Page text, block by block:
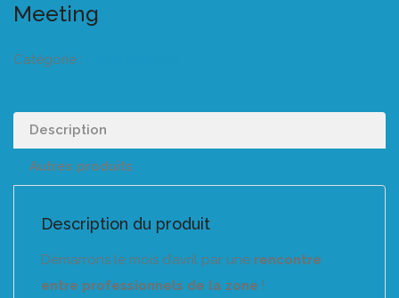
Meeting
Catégorie :
Description
Autres produits
Description du produit
Démarrons le mois d’avril par une rencontre
entre professionnels de la zone !